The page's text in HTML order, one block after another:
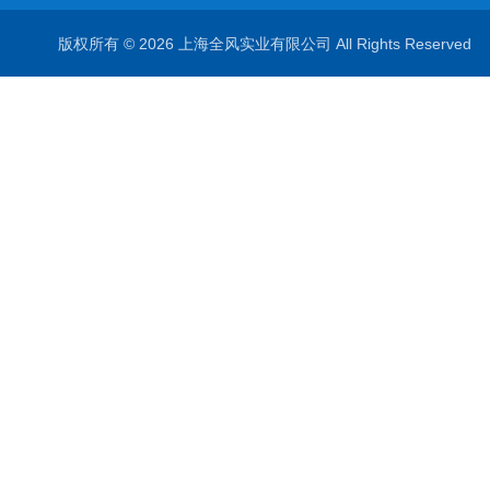
版权所有 © 2026 上海全风实业有限公司 All Rights